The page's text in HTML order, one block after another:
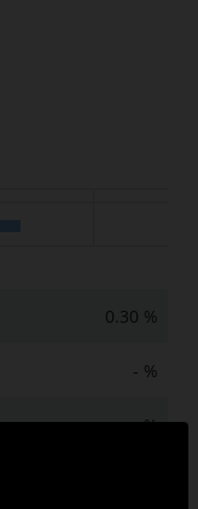
0.30 %
- %
- %